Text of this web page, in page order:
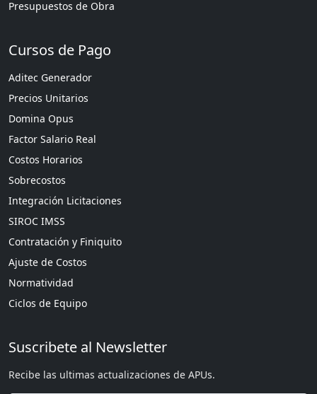
Presupuestos de Obra
Cursos de Pago
Aditec Generador
Precios Unitarios
Domina Opus
Factor Salario Real
Costos Horarios
Sobrecostos
Integración Licitaciones
SIROC IMSS
Contratación y Finiquito
Ajuste de Costos
Normatividad
Ciclos de Equipo
Suscribete al Newsletter
Recibe las ultimas actualizaciones de APUs.